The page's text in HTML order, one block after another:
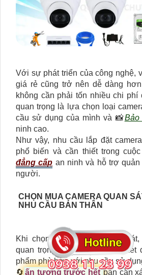
Với sự phát triển của công nghệ,
giá rẻ cũng trở nên dễ dàng
không cần phải tốn nhiều chi phí
quan trọng là lựa chọn loại
cầu sử dụng của mình và 📸Bảo
ninh cao.
Như vậy, nhu cầu lắp đặt
phổ biến và cần thiết trong
đẳng cấp an ninh và hỗ trợ
người.
CHỌN MUA CAMERA QUAN
NHU CẦU BẢN THÂN
Khi chọn mua camera quan
quan trọng mà bạn cần xem xét
phẩm phù hợp với nhu cầu sử
🔄 ấn tượng trước hếtbạn cần